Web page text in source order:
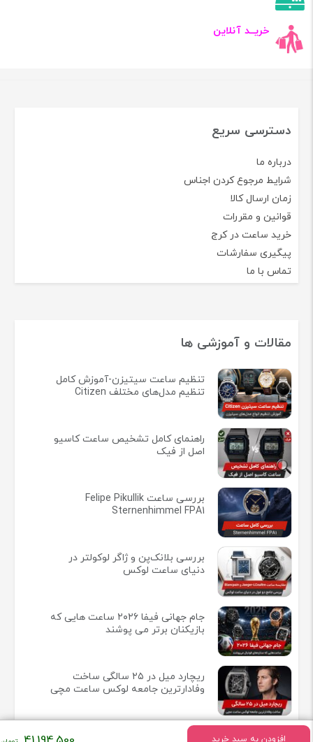
افزودن به سبد خرید
خریــد آنلاین
دسترسی سریع
درباره ما
شرایط مرجوع کردن اجناس
زمان ارسال کالا
قوانین و مقررات
خرید ساعت در کرج
پیگیری سفارشات
تماس با ما
مقالات و آموزشی ها
تنظیم ساعت سیتیزن-آموزش کامل
تنظیم مدل‌های مختلف Citizen
راهنمای کامل تشخیص ساعت کاسیو
اصل از فیک
بررسی ساعت Felipe Pikullik
Sternenhimmel FPA1
بررسی بلانک‌پن و ژاگر لوکولتر در
دنیای ساعت لوکس
جام جهانی فیفا ۲۰۲۶ ساعت هایی که
بازیکنان برتر می پوشند
ریچارد میل در ۲۵ سالگی ساخت
وفادارترین جامعه لوکس ساعت مچی